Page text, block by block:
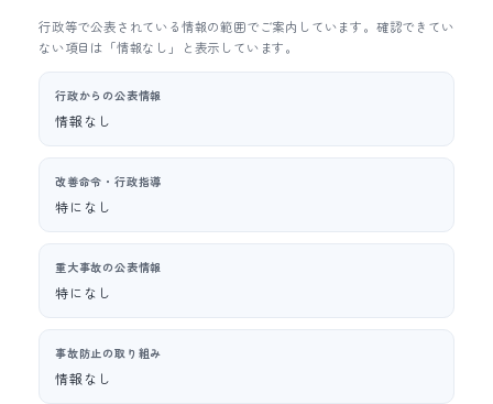
行政等で公表されている情報の範囲でご案内しています。確認できてい
ない項目は「情報なし」と表示しています。
行政からの公表情報
情報なし
改善命令・行政指導
特になし
重大事故の公表情報
特になし
事故防止の取り組み
情報なし